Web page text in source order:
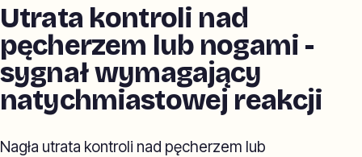
Utrata kontroli nad
pęcherzem lub nogami -
sygnał wymagający
natychmiastowej reakcji
Nagła utrata kontroli nad pęcherzem lub